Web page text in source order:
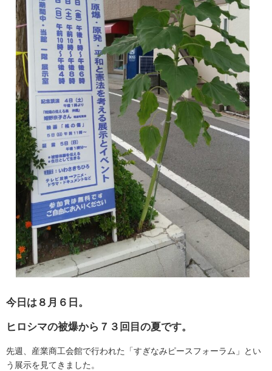
今日は８月６日。
ヒロシマの被爆から７３回目の夏です。
先週、産業商工会館で行われた「すぎなみピースフォーラム」とい
う展示を見てきました。